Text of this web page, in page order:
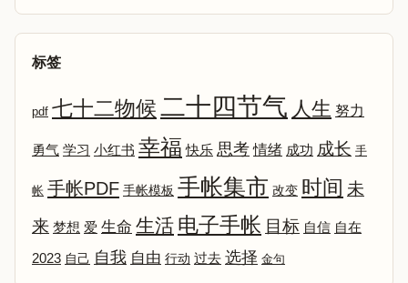
标签
pdf 七十二物候二十四节气 人生 努力
勇气 学习 小红书 幸福 快乐 思考 情绪 成功 成长 手
帐 手帐PDF 手帐模板 手帐集市 改变 时间 未
来 梦想 爱 生命 生活 电子手帐 目标 自信 自在
2023 自己 自我 自由 行动 过去 选择 金句